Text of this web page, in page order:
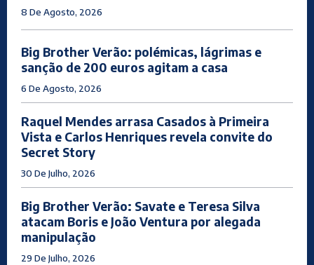
8 De Agosto, 2026
Big Brother Verão: polémicas, lágrimas e
sanção de 200 euros agitam a casa
6 De Agosto, 2026
Raquel Mendes arrasa Casados à Primeira
Vista e Carlos Henriques revela convite do
Secret Story
30 De Julho, 2026
Big Brother Verão: Savate e Teresa Silva
atacam Boris e João Ventura por alegada
manipulação
29 De Julho, 2026